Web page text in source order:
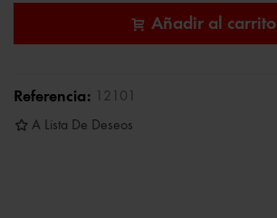
Añadir al carrito
Referencia: 12101
A Lista De Deseos